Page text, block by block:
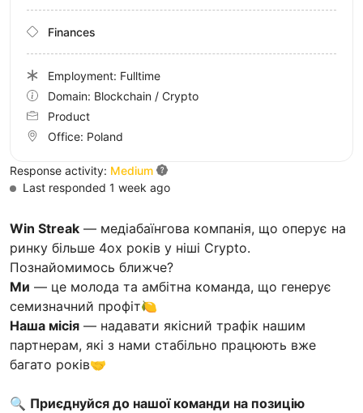
Win Streak — медіабаїнгова компанія, що оперує на
ринку більше 4ох років у ніші Crypto.
Познайомимось ближче?
Ми — це молода та амбітна команда, що генерує
семизначний профіт🍋
Наша місія — надавати якісний трафік нашим
партнерам, які з нами стабільно працюють вже
багато років🤝
🔍 Приєднуйся до нашої команди на позицію
Finances
Employment: Fulltime
Domain: Blockchain / Crypto
Product
Office: Poland
Response activity: Medium
Last responded 1 week ago